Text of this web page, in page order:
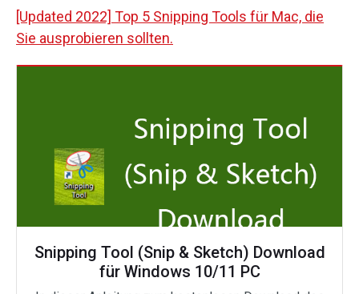
[Updated 2022] Top 5 Snipping Tools für Mac, die
Sie ausprobieren sollten.
Snipping Tool (Snip & Sketch) Download
für Windows 10/11 PC